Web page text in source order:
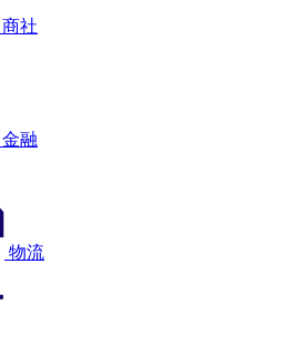
商社
金融
物流